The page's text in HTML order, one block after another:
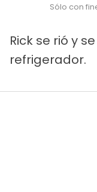
Sólo con
Rick se rió y
refrigerador.